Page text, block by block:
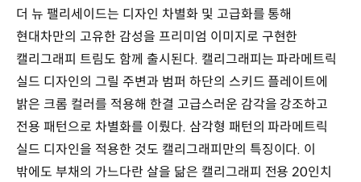
더 뉴 팰리세이드는 디자인 차별화 및 고급화를 통해
현대차만의 고유한 감성을 프리미엄 이미지로 구현한
캘리그래피 트림도 함께 출시된다. 캘리그래피는 파라메트릭
실드 디자인의 그릴 주변과 범퍼 하단의 스키드 플레이트에
밝은 크롬 컬러를 적용해 한결 고급스러운 감각을 강조하고
전용 패턴으로 차별화를 이뤘다. 삼각형 패턴의 파라메트릭
실드 디자인을 적용한 것도 캘리그래피만의 특징이다. 이
밖에도 부채의 가느다란 살을 닮은 캘리그래피 전용 20인치